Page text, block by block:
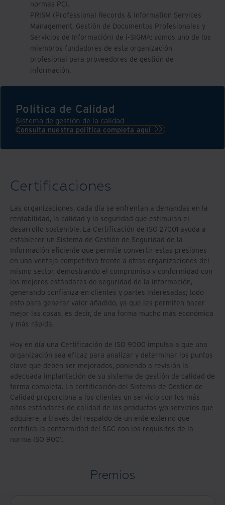
normas PCI.
PRISM (Professional Records & Information Services
Management, Gestión de Documentos Profesionales y
Servicios de Información) de i-SIGMA: somos uno de los
miembros fundadores de esta organización
profesional para proveedores de gestión de
información.
Política de Calidad
Sistema de gestión de la calidad
Consulta nuestra política completa aquí
Certificaciones
Las organizaciones, cada día se enfrentan a demandas en la
rentabilidad, la calidad y la seguridad que estimulan el
desarrollo sostenible. La Certificación de ISO 27001 ayuda a
establecer un Sistema de Gestión de Seguridad de la
Información eficiente que permite convertir estas presiones
en una ventaja competitiva frente a otras organizaciones del
mismo sector, demostrando el compromiso y conformidad con
los mejores estándares de seguridad de la información,
generando confianza en clientes y partes interesadas; todo
esto para generar valor añadido, ya que les permiten hacer
mejor las cosas, es decir, de una forma mucho más económica
y más rápida.
Hoy en día una Certificación de ISO 9000 impulsa a que una
organización sea eficaz para analizar y determinar los puntos
clave que deben ser mejorados, poniendo a revisión la
adecuada implantación de su sistema de gestión de calidad de
forma completa. La certificación del Sistema de Gestión de
Calidad proporciona a los clientes un servicio con los más
altos estándares de calidad de los productos y/o servicios que
adquiere, a través del respaldo de un ente externo que
certifica la conformidad del SGC con los requisitos de la
norma ISO 9001.
Premios